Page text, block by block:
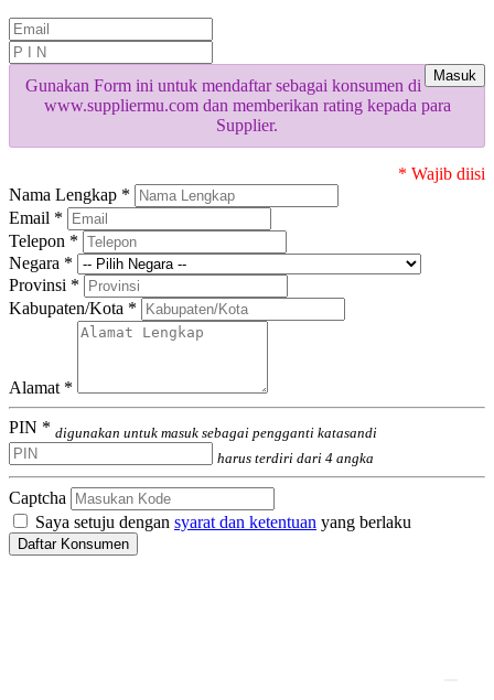
Masuk
Gunakan Form ini untuk mendaftar sebagai konsumen di
www.suppliermu.com dan memberikan rating kepada para
Supplier.
* Wajib diisi
Nama Lengkap *
Email *
Telepon *
Negara *
Provinsi *
Kabupaten/Kota *
Alamat *
PIN * digunakan untuk masuk sebagai pengganti katasandi
harus terdiri dari 4 angka
Captcha
Saya setuju dengan syarat dan ketentuan yang berlaku
Daftar Konsumen